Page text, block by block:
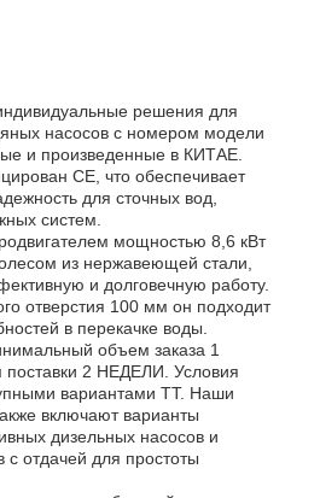
решения для
насосов с номером модели
и произведенные в КИТАЕ.
CE, что обеспечивает
для сточных вод,
систем.
мощностью 8,6 кВт
из нержавеющей стали,
и долговечную работу.
отверстия 100 мм он подходит
в перекачке воды.
объем заказа 1
2 НЕДЕЛИ. Условия
вариантами TT. Наши
включают варианты
дизельных насосов и
с отдачей для простоты